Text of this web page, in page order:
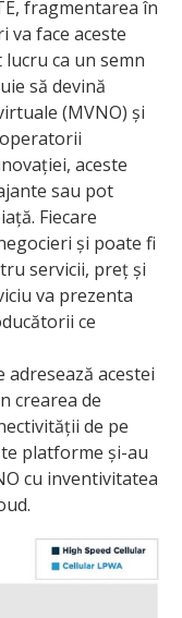
fragmentarea în
face aceste
ca un semn
să devină
(MVNO) și
aceste
sau pot
Fiecare
și poate fi
servicii, preț și
va prezenta
ce
acestei
crearea de
de pe
platforme și-au
cu inventivitatea